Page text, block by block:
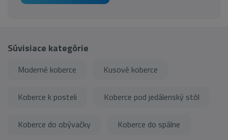
Súvisiace kategórie
Moderné koberce Kusové koberce
Koberce k posteli Koberce pod jedálenský stôl
Koberce do obývačky Koberce do spálne